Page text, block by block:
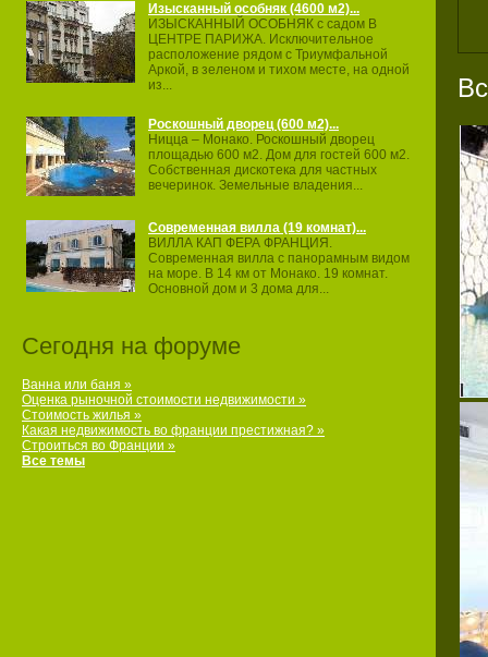
Изысканный особняк (4600 м2)...
ИЗЫСКАННЫЙ ОСОБНЯК с садом В
ЦЕНТРЕ ПАРИЖА. Исключительное
расположение рядом с Триумфальной
Аркой, в зеленом и тихом месте, на одной
из...
Роскошный дворец (600 м2)...
Ницца – Монако. Роскошный дворец
площадью 600 м2. Дом для гостей 600 м2.
Собственная дискотека для частных
вечеринок. Земельные владения...
Современная вилла (19 комнат)...
ВИЛЛА КАП ФЕРА ФРАНЦИЯ.
Современная вилла с панорамным видом
на море. В 14 км от Монако. 19 комнат.
Основной дом и 3 дома для...
Сегодня на форуме
Ванна или баня »
Оценка рыночной стоимости недвижимости »
Стоимость жилья »
Какая недвижимость во франции престижная? »
Строиться во Франции »
Все темы